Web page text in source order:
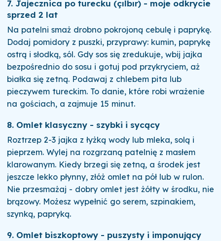
7. Jajecznica po turecku (çılbır) - moje odkrycie
sprzed 2 lat
Na patelni smaż drobno pokrojoną cebulę i paprykę.
Dodaj pomidory z puszki, przyprawy: kumin, paprykę
ostrą i słodką, sól. Gdy sos się zredukuje, wbij jajka
bezpośrednio do sosu i gotuj pod przykryciem, aż
białka się zetną. Podawaj z chlebem pita lub
pieczywem tureckim. To danie, które robi wrażenie
na gościach, a zajmuje 15 minut.
8. Omlet klasyczny - szybki i sycący
Roztrzep 2-3 jajka z łyżką wody lub mleka, solą i
pieprzem. Wylej na rozgrzaną patelnię z masłem
klarowanym. Kiedy brzegi się zetną, a środek jest
jeszcze lekko płynny, złóż omlet na pół lub w rulon.
Nie przesmażaj - dobry omlet jest żółty w środku, nie
brązowy. Możesz wypełnić go serem, szpinakiem,
szynką, papryką.
9. Omlet biszkoptowy - puszysty i imponujący